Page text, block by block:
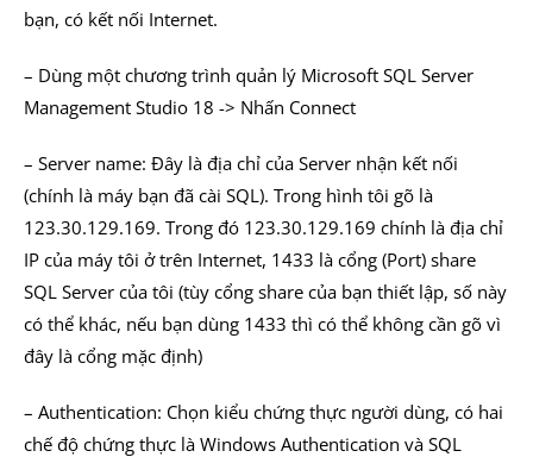
bạn, có kết nối Internet.
– Dùng một chương trình quản lý Microsoft SQL Server
Management Studio 18 -> Nhấn Connect
– Server name: Đây là địa chỉ của Server nhận kết nối
(chính là máy bạn đã cài SQL). Trong hình tôi gõ là
123.30.129.169. Trong đó 123.30.129.169 chính là địa chỉ
IP của máy tôi ở trên Internet, 1433 là cổng (Port) share
SQL Server của tôi (tùy cổng share của bạn thiết lập, số này
có thể khác, nếu bạn dùng 1433 thì có thể không cần gõ vì
đây là cổng mặc định)
– Authentication: Chọn kiểu chứng thực người dùng, có hai
chế độ chứng thực là Windows Authentication và SQL